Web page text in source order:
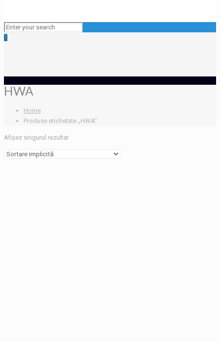
0
HWA
Home
Produse etichetate „HWA”
Afișez singurul rezultat